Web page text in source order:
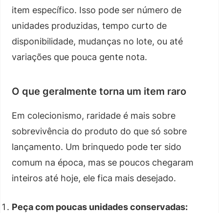
item específico. Isso pode ser número de
unidades produzidas, tempo curto de
disponibilidade, mudanças no lote, ou até
variações que pouca gente nota.
O que geralmente torna um item raro
Em colecionismo, raridade é mais sobre
sobrevivência do produto do que só sobre
lançamento. Um brinquedo pode ter sido
comum na época, mas se poucos chegaram
inteiros até hoje, ele fica mais desejado.
Peça com poucas unidades conservadas: